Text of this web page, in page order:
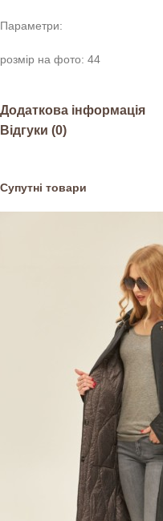
Параметри:
розмір на фото: 44
Додаткова інформація
Відгуки (0)
Супутні товари